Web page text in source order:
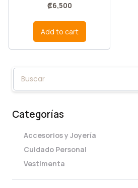
Categorías
Accesorios y Joyería
Cuidado Personal
Vestimenta
₡6,500
Add to cart